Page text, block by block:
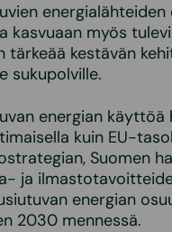
kasvuaan myös
tärkeää kestävän
sukupolville.
energian
kuin EU-
Suomen
ja
energian
2030 mennessä.